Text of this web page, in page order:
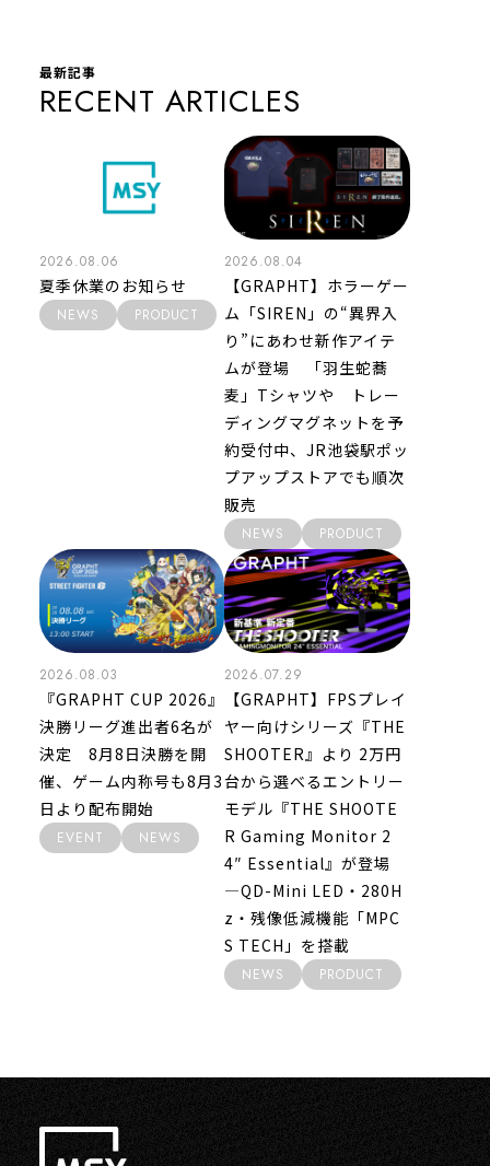
最新記事
RECENT ARTICLES
2026.08.06
夏季休業のお知らせ
NEWS PRODUCT
2026.08.04
【GRAPHT】ホラーゲー
ム「SIREN」の“異界入
り”にあわせ新作アイテ
ムが登場 「羽生蛇蕎
麦」Tシャツや トレー
ディングマグネットを予
約受付中、JR池袋駅ポッ
プアップストアでも順次
販売
NEWS PRODUCT
2026.08.03
『GRAPHT CUP 2026』
決勝リーグ進出者6名が
決定 8月8日決勝を開
催、ゲーム内称号も8月3
日より配布開始
EVENT NEWS
2026.07.29
【GRAPHT】FPSプレイ
ヤー向けシリーズ『THE
SHOOTER』より 2万円
台から選べるエントリー
モデル『THE SHOOTE
R Gaming Monitor 2
4″ Essential』が登場
―QD-Mini LED・280H
z・残像低減機能「MPC
S TECH」を搭載
NEWS PRODUCT